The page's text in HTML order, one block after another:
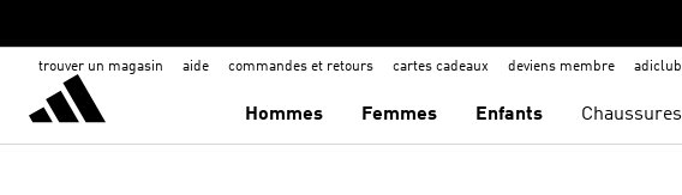
trouver un magasin aide commandes et retours cartes cadeaux deviens membre adiclub
Hommes Femmes Enfants Chaussures